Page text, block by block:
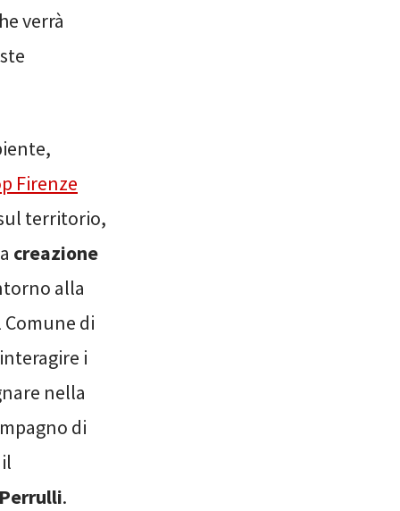
verrà
Firenze
territorio,
creazione
alla
Comune di
i
nella
di
.